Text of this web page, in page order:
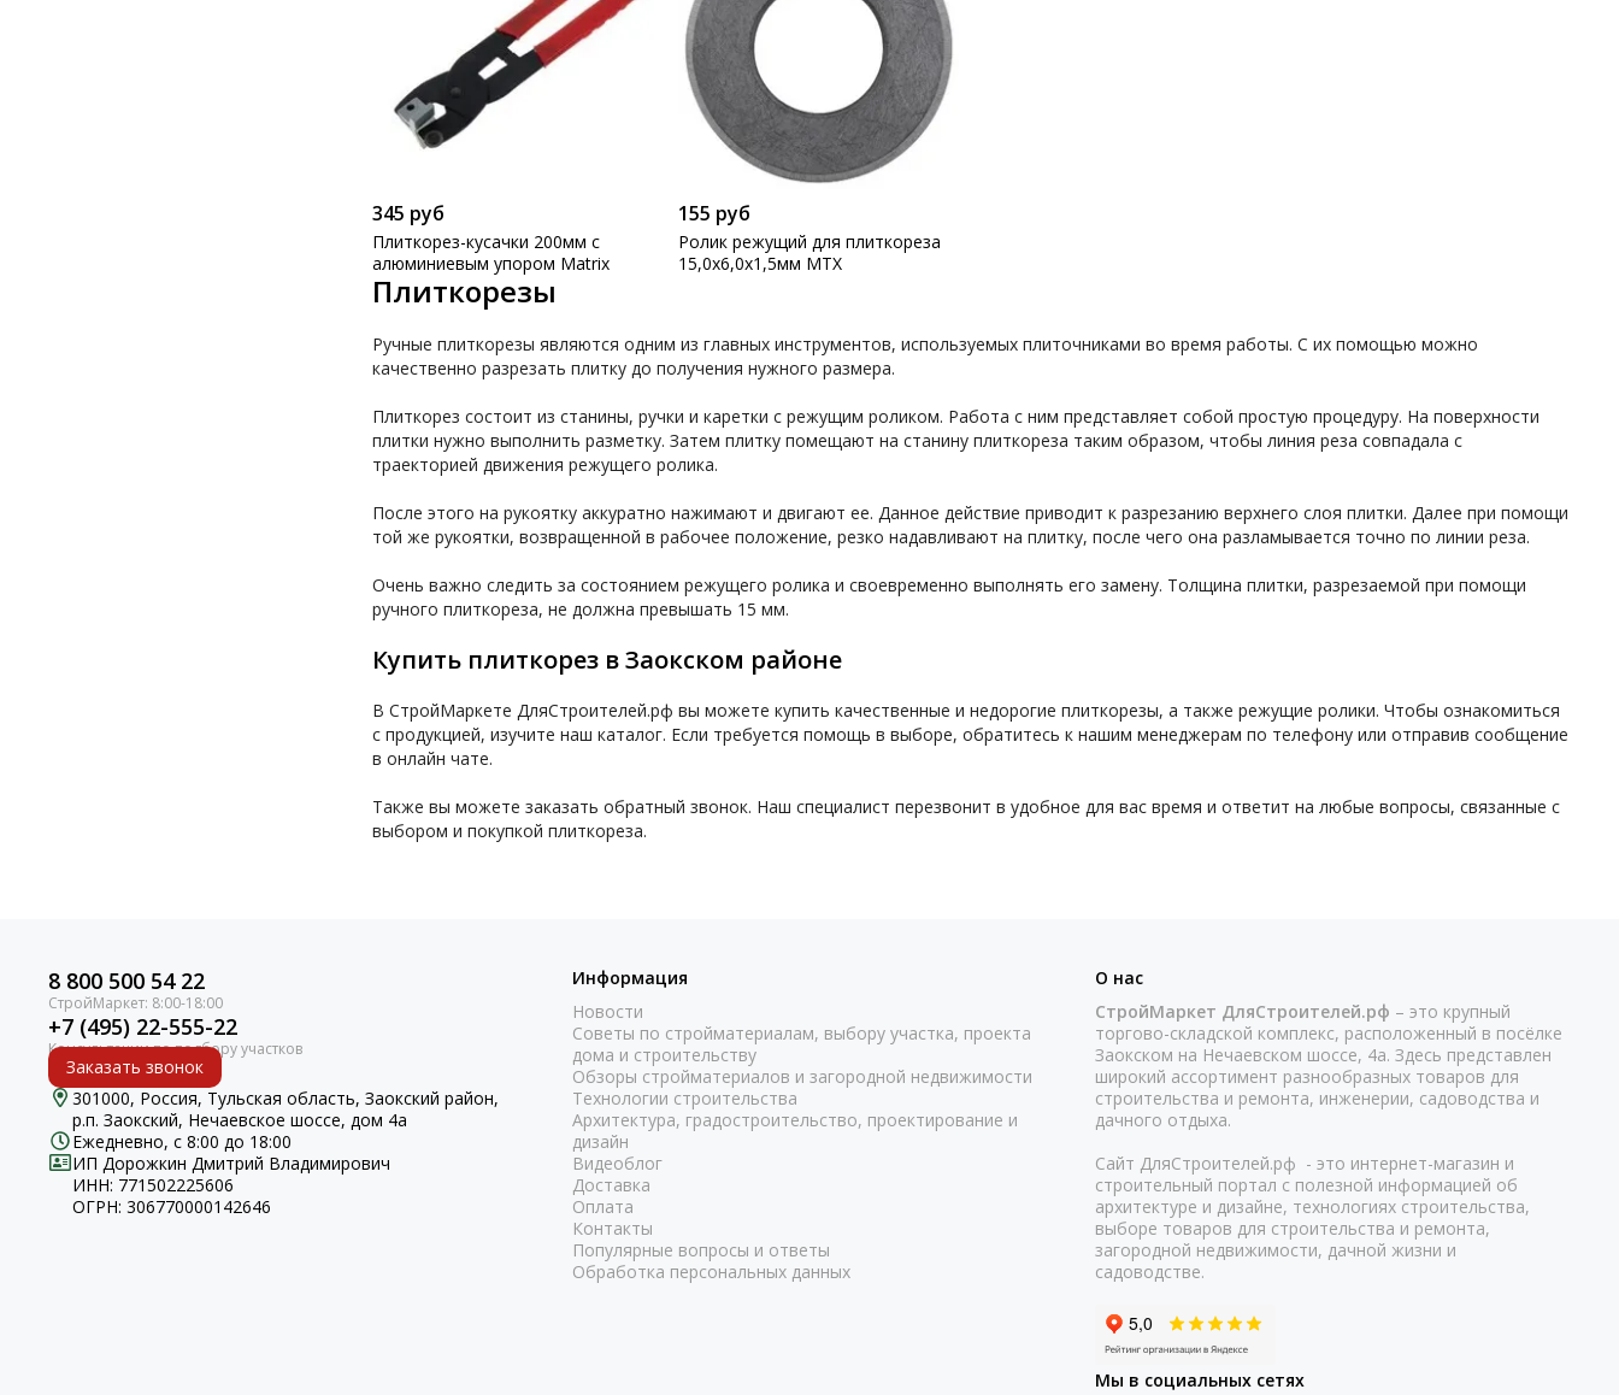
345 руб
Плиткорез-кусачки 200мм с
алюминиевым упором Matrix
155 руб
Ролик режущий для плиткореза
15,0х6,0х1,5мм MTX
Плиткорезы
Ручные плиткорезы являются одним из главных инструментов, используемых плиточниками во время работы. С их помощью можно
качественно разрезать плитку до получения нужного размера.
Плиткорез состоит из станины, ручки и каретки с режущим роликом. Работа с ним представляет собой простую процедуру. На поверхности
плитки нужно выполнить разметку. Затем плитку помещают на станину плиткореза таким образом, чтобы линия реза совпадала с
траекторией движения режущего ролика.
После этого на рукоятку аккуратно нажимают и двигают ее. Данное действие приводит к разрезанию верхнего слоя плитки. Далее при помощи
той же рукоятки, возвращенной в рабочее положение, резко надавливают на плитку, после чего она разламывается точно по линии реза.
Очень важно следить за состоянием режущего ролика и своевременно выполнять его замену. Толщина плитки, разрезаемой при помощи
ручного плиткореза, не должна превышать 15 мм.
Купить плиткорез в Заокском районе
В СтройМаркете ДляСтроителей.рф вы можете купить качественные и недорогие плиткорезы, а также режущие ролики. Чтобы ознакомиться
с продукцией, изучите наш каталог. Если требуется помощь в выборе, обратитесь к нашим менеджерам по телефону или отправив сообщение
в онлайн чате.
Также вы можете заказать обратный звонок. Наш специалист перезвонит в удобное для вас время и ответит на любые вопросы, связанные с
выбором и покупкой плиткореза.
8 800 500 54 22
+7 (495) 22-555-22
Заказать звонок
301000, Россия, Тульская область, Заокский район,
р.п. Заокский, Нечаевское шоссе, дом 4а
Ежедневно, с 8:00 до 18:00
ИП Дорожкин Дмитрий Владимирович
ИНН: 771502225606
ОГРН: 306770000142646
Информация
Новости
Советы по стройматериалам, выбору участка, проекта
дома и строительству
Обзоры стройматериалов и загородной недвижимости
Технологии строительства
Архитектура, градостроительство, проектирование и
дизайн
Видеоблог
Доставка
Оплата
Контакты
Популярные вопросы и ответы
Обработка персональных данных
О нас
СтройМаркет ДляСтроителей.рф – это крупный
торгово-складской комплекс, расположенный в посёлке
Заокском на Нечаевском шоссе, 4а. Здесь представлен
широкий ассортимент разнообразных товаров для
строительства и ремонта, инженерии, садоводства и
дачного отдыха.
Сайт ДляСтроителей.рф - это интернет-магазин и
строительный портал с полезной информацией об
архитектуре и дизайне, технологиях строительства,
выборе товаров для строительства и ремонта,
загородной недвижимости, дачной жизни и
садоводстве.
Мы в социальных сетях